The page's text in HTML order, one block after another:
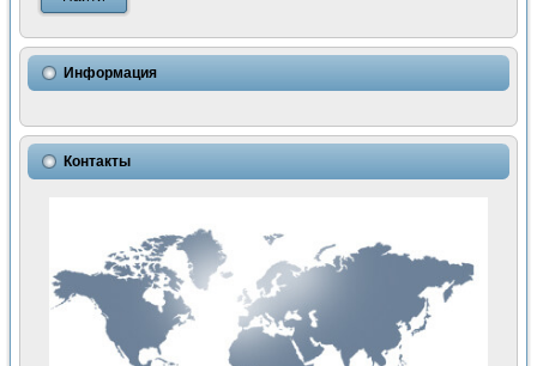
Использование NI LabVIEW для математического
Исследовние возможности создания измерителя ВАХ
Математическое моделирование генератора сигналов -
Применение осциллографического модуля с высоким
Симуляция отклика импульсного радиолокационного
Автоматизация формирования уравнений состояния для
Разработка автоматизированного стенда для измерения
Применение среды LabVIEW для построения картины
Портативная система для определения показателей
Использование LabVIEW для управления источником
Устройство для снятия вольт-амперных характеристик
Передовые научные технологии: нано-, фемто-,
Информация
Контакты